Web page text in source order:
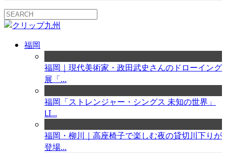
福岡
福岡｜現代美術家・政田武史さんのドローイング
展「...
福岡「ストレンジャー・シングス 未知の世界」
LI...
福岡・柳川｜高座椅子で楽しむ夜の貸切川下りが
登場...